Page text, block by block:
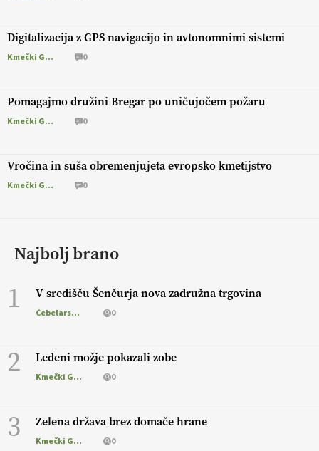
Digitalizacija z GPS navigacijo in avtonomnimi sistemi
Kmečki Glas 0
Pomagajmo družini Bregar po uničujočem požaru
Kmečki Glas 0
Vročina in suša obremenjujeta evropsko kmetijstvo
Kmečki Glas 0
Najbolj brano
1 V središču Šenčurja nova zadružna trgovina
Čebelarstvo 0
2 Ledeni možje pokazali zobe
Kmečki Glas 0
3 Zelena država brez domače hrane
Kmečki Glas 0